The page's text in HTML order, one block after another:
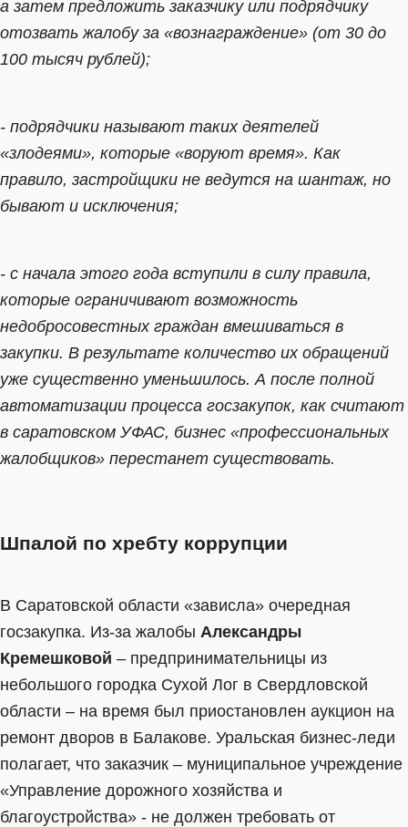
а затем предложить заказчику или подрядчику
отозвать жалобу за «вознаграждение» (от 30 до
100 тысяч рублей);
- подрядчики называют таких деятелей
«злодеями», которые «воруют время». Как
правило, застройщики не ведутся на шантаж, но
бывают и исключения;
- с начала этого года вступили в силу правила,
которые ограничивают возможность
недобросовестных граждан вмешиваться в
закупки. В результате количество их обращений
уже существенно уменьшилось. А после полной
автоматизации процесса госзакупок, как считают
в саратовском УФАС, бизнес «профессиональных
жалобщиков» перестанет существовать.
Шпалой по хребту коррупции
В Саратовской области «зависла» очередная
госзакупка. Из-за жалобы Александры
Кремешковой – предпринимательницы из
небольшого городка Сухой Лог в Свердловской
области – на время был приостановлен аукцион на
ремонт дворов в Балакове. Уральская бизнес-леди
полагает, что заказчик – муниципальное учреждение
«Управление дорожного хозяйства и
благоустройства» - не должен требовать от